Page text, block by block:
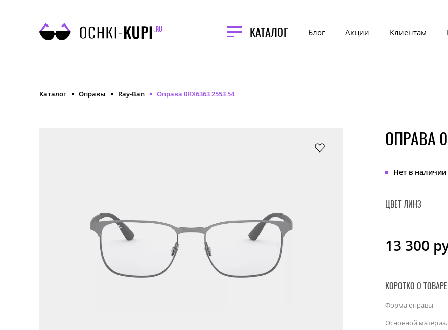
КАТАЛОГ Блог Акции Клиентам
Каталог Оправы Ray-Ban Оправа 0RX6363 2553 54
ОПРАВА
Нет в наличии
ЦВЕТ ЛИНЗ
13 300
КОРОТКО О ТОВАРЕ
Форма оправы
Основной